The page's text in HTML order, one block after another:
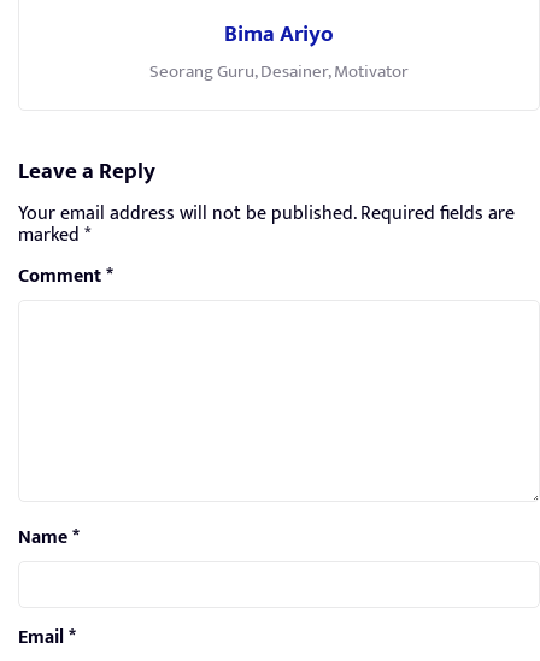
Bima Ariyo
Seorang Guru, Desainer, Motivator
Leave a Reply
Your email address will not be published.Required fields are
marked*
Comment*
Name*
Email*